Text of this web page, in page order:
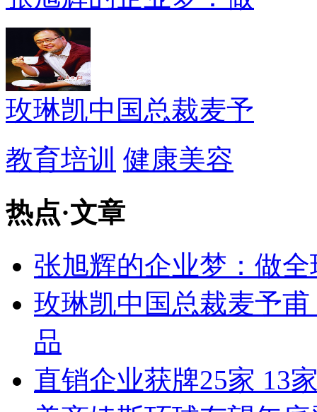
玫琳凯中国总裁麦予
教育培训 健康美容
热点·文章
张旭辉的企业梦：做
玫琳凯中国总裁麦予
品
直销企业获牌25家 13